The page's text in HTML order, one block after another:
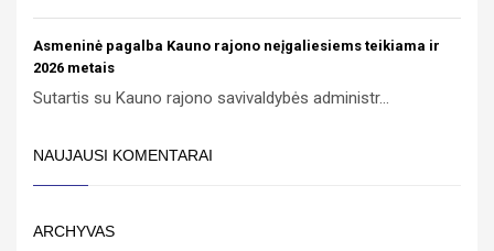
Asmeninė pagalba Kauno rajono neįgaliesiems teikiama ir
2026 metais
Sutartis su Kauno rajono savivaldybės administr...
NAUJAUSI KOMENTARAI
ARCHYVAS